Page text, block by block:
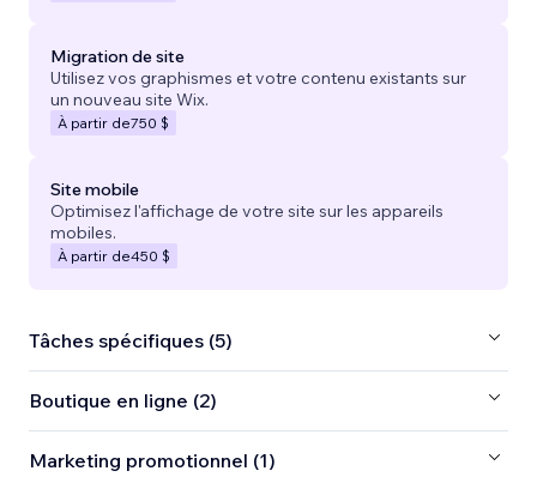
Migration de site
Utilisez vos graphismes et votre contenu existants sur
un nouveau site Wix.
À partir de750 $
Site mobile
Optimisez l'affichage de votre site sur les appareils
mobiles.
À partir de450 $
Tâches spécifiques (5)
Boutique en ligne (2)
Marketing promotionnel (1)